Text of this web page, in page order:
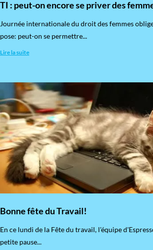
TI : peut-on encore se priver des
​Journée internationale du droit des femmes
pose: peut-on se permettre...
Lire la suite
Bonne fête du Travail!
En ce lundi de la Fête du travail, l'équipe
petite pause...